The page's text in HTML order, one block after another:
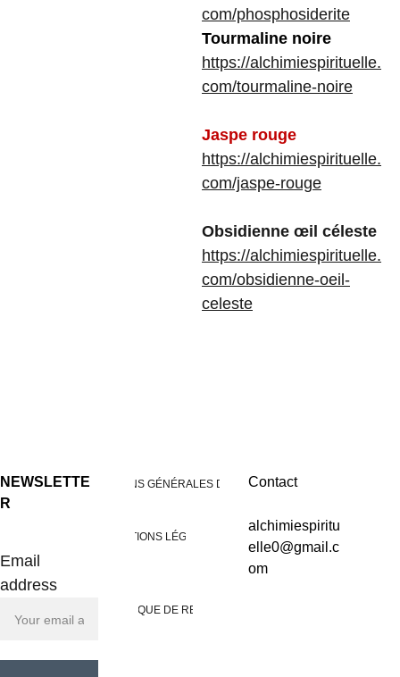
com/phosphosiderite
Tourmaline noire
https://alchimiespirituelle.
com/tourmaline-noire
Jaspe rouge
https://alchimiespirituelle.
com/jaspe-rouge
Obsidienne œil céleste
https://alchimiespirituelle.
com/obsidienne-oeil-
celeste
NEWSLETTE
R
Contact
alchimiespiritu
elle0@gmail.c
om
Email
address
CONDITIONS GÉNÉRALES DE VENTES
MENTIONS LÉGALES
POLITIQUE DE RETOUR